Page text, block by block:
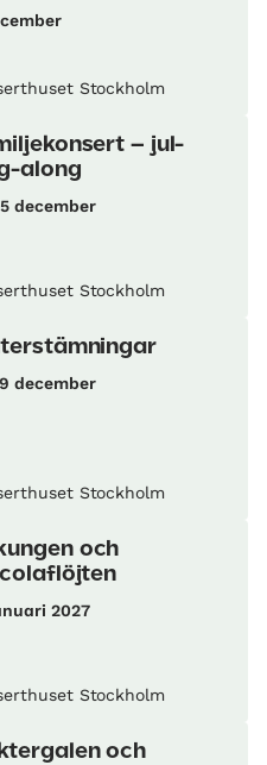
Stockholm
– jul-
along
december
Stockholm
december
Stockholm
och
2027
Stockholm
och